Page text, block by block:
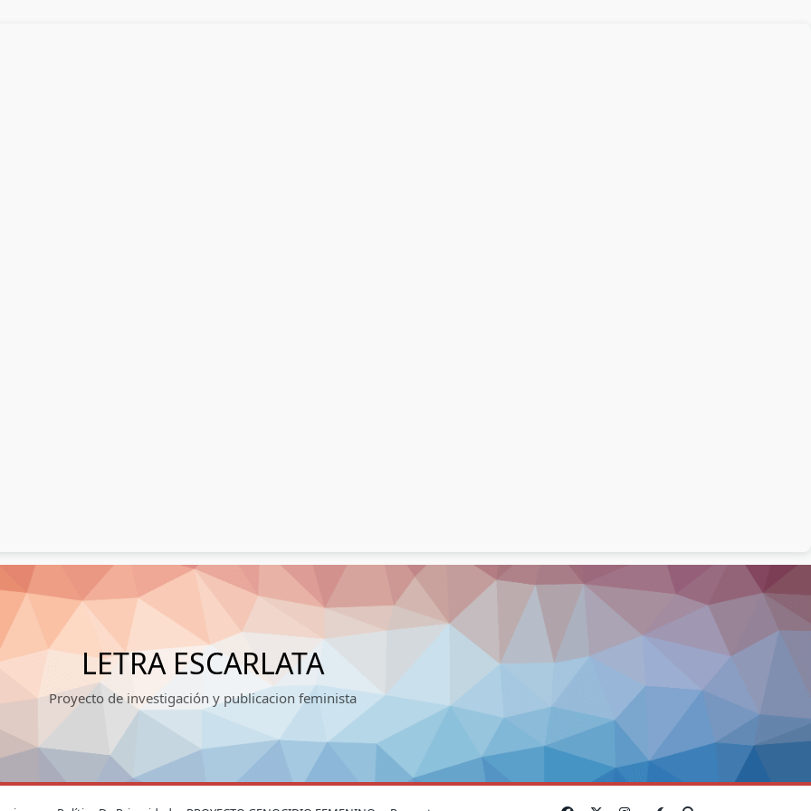
LETRA ESCARLATA
Proyecto de investigación y publicacion feminista